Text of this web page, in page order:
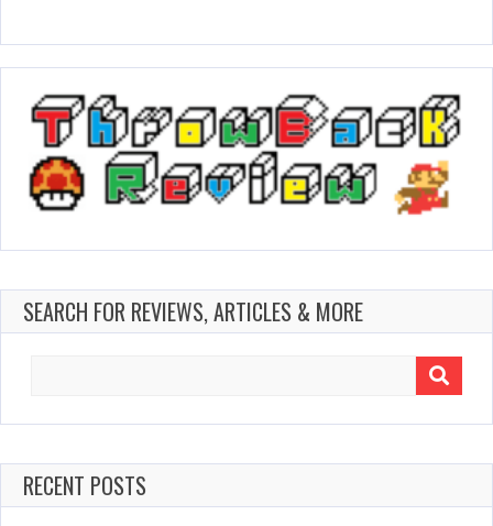
SEARCH FOR REVIEWS, ARTICLES & MORE
RECENT POSTS